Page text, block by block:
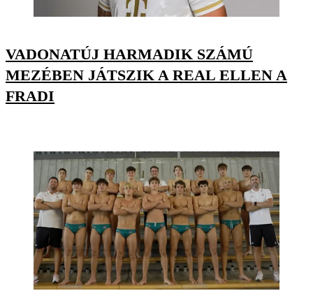
VADONATÚJ HARMADIK SZÁMÚ
MEZÉBEN JÁTSZIK A REAL ELLEN A
FRADI